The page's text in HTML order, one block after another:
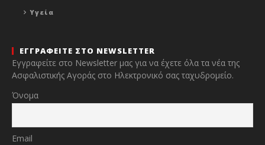
Υγεία
ΕΓΓΡΑΦΕΙΤΕ ΣΤΟ NEWSLETTER
Εγγραφείτε στο Newsletter μας για να έχετε όλα τα νέα της
Ασφαλιστικής Αγοράς στο Ηλεκτρονικό σας ταχυδρομείο.
Όνομα
Email